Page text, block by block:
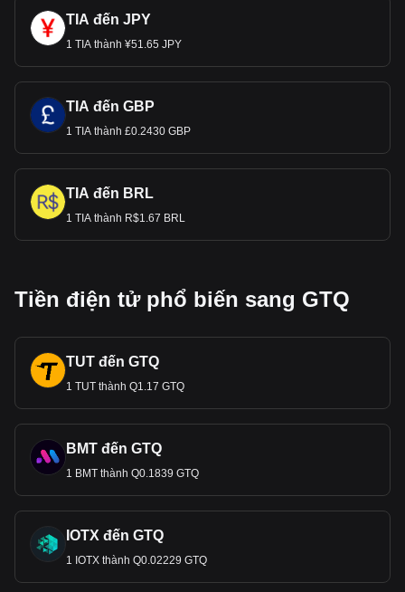
TIA đến JPY
1 TIA thành ¥51.65 JPY
TIA đến GBP
1 TIA thành £0.2430 GBP
TIA đến BRL
1 TIA thành R$1.67 BRL
Tiền điện tử phổ biến sang GTQ
TUT đến GTQ
1 TUT thành Q1.17 GTQ
BMT đến GTQ
1 BMT thành Q0.1839 GTQ
IOTX đến GTQ
1 IOTX thành Q0.02229 GTQ